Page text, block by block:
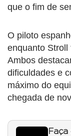
que o fim de
O piloto
enquanto Stroll
Ambos
dificuldades e
máximo do
chegada de
Faça